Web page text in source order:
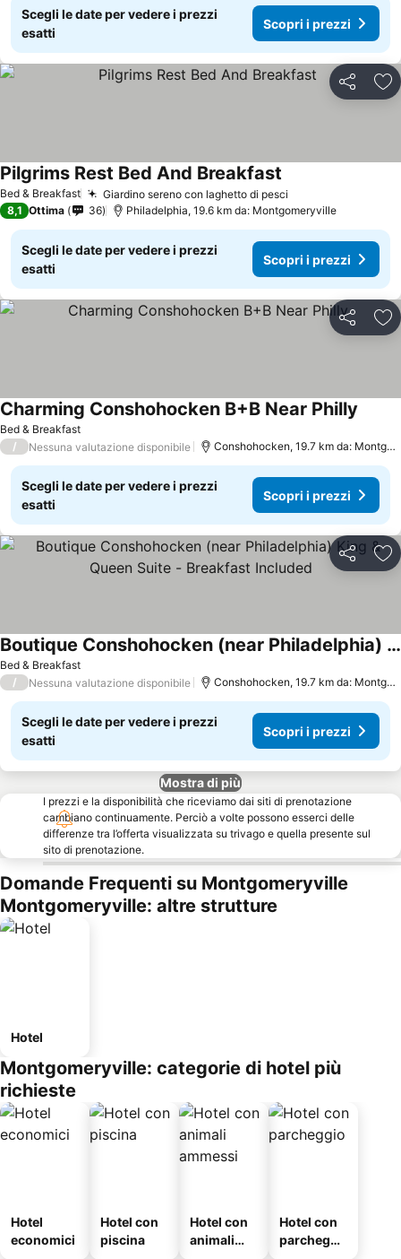
Scegli le date per vedere i prezzi
esatti
Scopri i prezzi
Condividi
Bed & Breakfast Giardino sereno con laghetto di pesci
Pilgrims Rest Bed And Breakfast
8,1 Ottima 36 Philadelphia, 19.6 km da: Montgomeryville
Scegli le date per vedere i prezzi
esatti
Scopri i prezzi
Condividi
Bed & Breakfast
Charming Conshohocken B+B Near Philly
/ Nessuna valutazione disponibile Conshohocken, 19.7 km da: Montgomeryville
Scegli le date per vedere i prezzi
esatti
Scopri i prezzi
Condividi
Bed & Breakfast
Boutique Conshohocken (near Philadelphia) King & Queen Suite - Breakfast Included
/ Nessuna valutazione disponibile Conshohocken, 19.7 km da: Montgomeryville
Scegli le date per vedere i prezzi
esatti
Scopri i prezzi
Mostra di più
I prezzi e la disponibilità che riceviamo dai siti di prenotazione
cambiano continuamente. Perciò a volte possono esserci delle
differenze tra l’offerta visualizzata su trivago e quella presente sul
sito di prenotazione.
Domande Frequenti su Montgomeryville
Montgomeryville: altre strutture
Hotel
Montgomeryville: categorie di hotel più
richieste
Hotel
economici
Hotel con
piscina
Hotel con
animali
Hotel con
parcheggi